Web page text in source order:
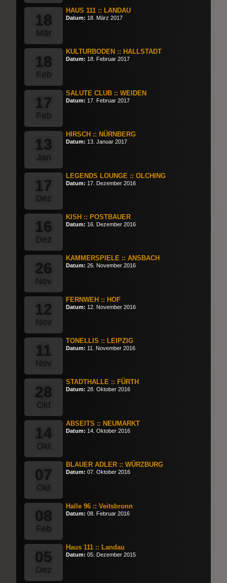
18
Mär
HAUS 111 :: LANDAU
Datum: 18. März 2017
18
Feb
KULTURBODEN :: HALLSTADT
Datum: 18. Februar 2017
17
Feb
SALUTE CLUB :: WEIDEN
Datum: 17. Februar 2017
13
Jan
HIRSCH :: NÜRNBERG
Datum: 13. Januar 2017
17
Dez
LEGENDS LOUNGE :: OLCHING
Datum: 17. Dezember 2016
16
Dez
KISH :: POSTBAUER
Datum: 16. Dezember 2016
26
Nov
KAMMERSPIELE :: ANSBACH
Datum: 26. November 2016
12
Nov
FERNWEH :: HOF
Datum: 12. November 2016
11
Nov
TONELLIS :: LEIPZIG
Datum: 11. November 2016
28
Okt
STADTHALLE :: FÜRTH
Datum: 28. Oktober 2016
14
Okt
ABSEITS :: NEUMARKT
Datum: 14. Oktober 2016
07
Okt
BLAUER ADLER :: WÜRZBURG
Datum: 07. Oktober 2016
08
Feb
Halle 96 :: Veitsbronn
Datum: 08. Februar 2016
05
Dez
Haus 111 :: Landau
Datum: 05. Dezember 2015